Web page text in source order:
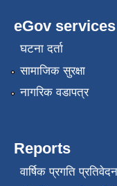
eGov services
घटना दर्ता
सामाजिक सुरक्षा
नागरिक वडापत्र
Reports
वार्षिक प्रगति प्रतिवेदन